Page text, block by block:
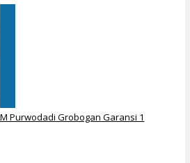
Purwodadi Grobogan Garansi 1